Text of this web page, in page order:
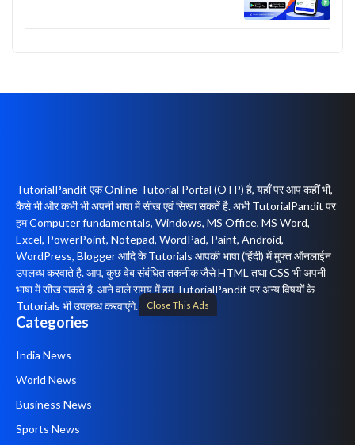
Close This Ads
TutorialPandit एक Online Tutorial Portal (OTP) है, यहाँ पर आप कहीं भी,
कैसे भी और कभी भी अपनी भाषा में सीख एवं सिखा सकतें है. अभी TutorialPandit पर
हम Computer fundamentals, Windows, MS Office, MS Word,
Excel, PowerPoint, Notepad, WordPad, Paint, Android,
WordPress, Blogger आदि के Tutorials आपकी भाषा (हिंदी) में मुफ्त ऑनलाईन
उपलब्ध करवाते है. आप, कुछ वेब संबंधित तकनीक जैसे HTML तथा CSS भी अपनी
भाषा में सीख सकते है. आने वाले समय में हम TutorialPandit पर अन्य विषयों के
Tutorials भी उपलब्ध करवाएंगे.
Categories
India News
World News
Business News
Sports News